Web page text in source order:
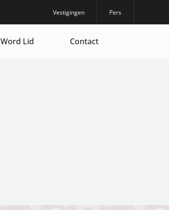
Vestigingen Pers
Word Lid Contact